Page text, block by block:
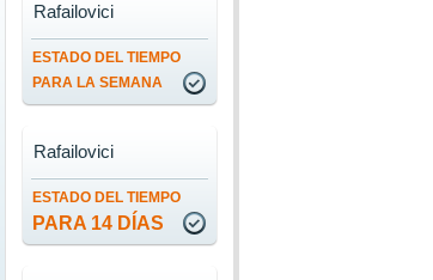
ESTADO DEL TIEMPO
PARA LA SEMANA
Rafailovici
ESTADO DEL TIEMPO
PARA 14 DÍAS
Rafailovici